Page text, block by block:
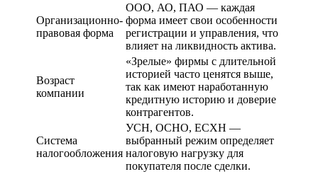
Организационно-
правовая форма
ООО, АО, ПАО — каждая
форма имеет свои особенности
регистрации и управления, что
влияет на ликвидность актива.
Возраст
компании
«Зрелые» фирмы с длительной
историей часто ценятся выше,
так как имеют наработанную
кредитную историю и доверие
контрагентов.
Система
налогообложения
УСН, ОСНО, ЕСХН —
выбранный режим определяет
налоговую нагрузку для
покупателя после сделки.